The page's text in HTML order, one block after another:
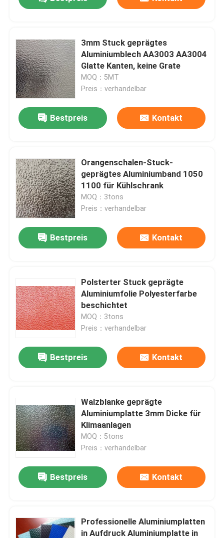
Haus
Videos
Fabrik-Ausflug
Qualitätskontrolle
Treten Sie mit uns in Verbindung
Fälle
3mm Stuck geprägtes
Aluminiumblech AA3003 AA3004
Glatte Kanten, keine Grate
MOQ：5MT
Preis：verhandelbar
Bestpreis Kontakt
Orangenschalen-Stuck-
geprägtes Aluminiumband 1050
1100 für Kühlschrank
MOQ：3tons
Preis：verhandelbar
Bestpreis Kontakt
Polsterter Stuck geprägte
Aluminiumfolie Polyesterfarbe
beschichtet
MOQ：3tons
Preis：verhandelbar
Bestpreis Kontakt
Walzblanke geprägte
Aluminiumplatte 3mm Dicke für
Klimaanlagen
MOQ：5tons
Preis：verhandelbar
Bestpreis Kontakt
Professionelle Aluminiumplatten
in Aufdruck Aluminiumplatte in